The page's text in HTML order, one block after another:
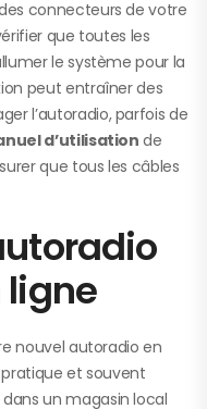
connecteurs de votre
que toutes les
le système pour la
peut entraîner des
l’autoradio, parfois de
d’utilisation de
que tous les câbles
ligne
nouvel autoradio en
et souvent
un magasin local